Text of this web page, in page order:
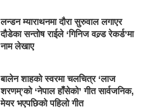
लन्डन म्याराथनमा दौरा सुरुवाल लगाएर
दौडेका सन्तोष राईले ‘गिनिज वल्र्ड रेकर्ड’मा
नाम लेखाए
बालेन शाहको स्वरमा चलचित्र ‘लाज
शरणम्’को ‘नेपाल हाँसेको’ गीत सार्वजनिक,
मेयर भएपछिको पहिलो गीत